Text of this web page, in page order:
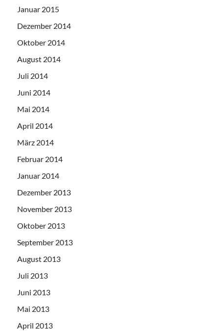
Januar 2015
Dezember 2014
Oktober 2014
August 2014
Juli 2014
Juni 2014
Mai 2014
April 2014
März 2014
Februar 2014
Januar 2014
Dezember 2013
November 2013
Oktober 2013
September 2013
August 2013
Juli 2013
Juni 2013
Mai 2013
April 2013